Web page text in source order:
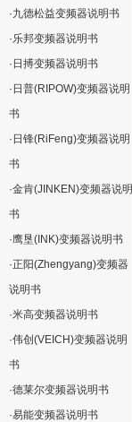
·九德松益变频器说明书
·乐邦变频器说明书
· 日搏变频器说明书
· 日普(RIPOW)变频器说明
书
· 日锋(RiFeng)变频器说明
书
·金肯(JINKEN)变频器说明
书
·鹰垦(INK)变频器说明书
·正阳(Zhengyang)变频器
说明书
·米高变频器说明书
·伟创(VEICH)变频器说明
书
·德莱尔变频器说明书
·易能变频器说明书